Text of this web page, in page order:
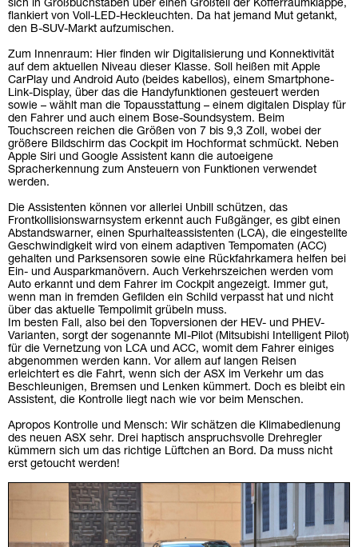
sich in Großbuchstaben über einen Großteil der Kofferraumklappe,
flankiert von Voll-LED-Heckleuchten. Da hat jemand Mut getankt,
den B-SUV-Markt aufzumischen.
Zum Innenraum: Hier finden wir Digitalisierung und Konnektivität
auf dem aktuellen Niveau dieser Klasse. Soll heißen mit Apple
CarPlay und Android Auto (beides kabellos), einem Smartphone-
Link-Display, über das die Handyfunktionen gesteuert werden
sowie – wählt man die Topausstattung – einem digitalen Display für
den Fahrer und auch einem Bose-Soundsystem. Beim
Touchscreen reichen die Größen von 7 bis 9,3 Zoll, wobei der
größere Bildschirm das Cockpit im Hochformat schmückt. Neben
Apple Siri und Google Assistent kann die autoeigene
Spracherkennung zum Ansteuern von Funktionen verwendet
werden.
Die Assistenten können vor allerlei Unbill schützen, das
Frontkollisionswarnsystem erkennt auch Fußgänger, es gibt einen
Abstandswarner, einen Spurhalteassistenten (LCA), die eingestellte
Geschwindigkeit wird von einem adaptiven Tempomaten (ACC)
gehalten und Parksensoren sowie eine Rückfahrkamera helfen bei
Ein- und Ausparkmanövern. Auch Verkehrszeichen werden vom
Auto erkannt und dem Fahrer im Cockpit angezeigt. Immer gut,
wenn man in fremden Gefilden ein Schild verpasst hat und nicht
über das aktuelle Tempolimit grübeln muss.
Im besten Fall, also bei den Topversionen der HEV- und PHEV-
Varianten, sorgt der sogenannte MI-Pilot (Mitsubishi Intelligent Pilot)
für die Vernetzung von LCA und ACC, womit dem Fahrer einiges
abgenommen werden kann. Vor allem auf langen Reisen
erleichtert es die Fahrt, wenn sich der ASX im Verkehr um das
Beschleunigen, Bremsen und Lenken kümmert. Doch es bleibt ein
Assistent, die Kontrolle liegt nach wie vor beim Menschen.
Apropos Kontrolle und Mensch: Wir schätzen die Klimabedienung
des neuen ASX sehr. Drei haptisch anspruchsvolle Drehregler
kümmern sich um das richtige Lüftchen an Bord. Da muss nicht
erst getoucht werden!